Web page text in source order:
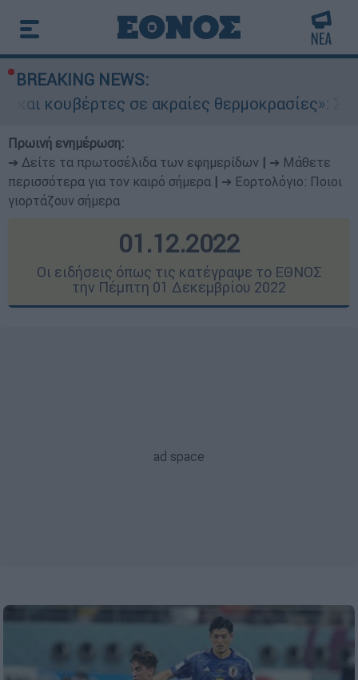
BREAKING NEWS:
σε ακραίες θερμοκρασίες»: Σε δραματικές
Πρωινή ενημέρωση:
➔ Δείτε τα πρωτοσέλιδα των εφημερίδων
➔ Μάθετε
περισσότερα για τον καιρό σήμερα
➔ Εορτολόγιο: Ποιοι
γιορτάζουν σήμερα
01.12.2022
Οι ειδήσεις όπως τις κατέγραψε το ΕΘΝΟΣ
την Πέμπτη 01 Δεκεμβρίου 2022